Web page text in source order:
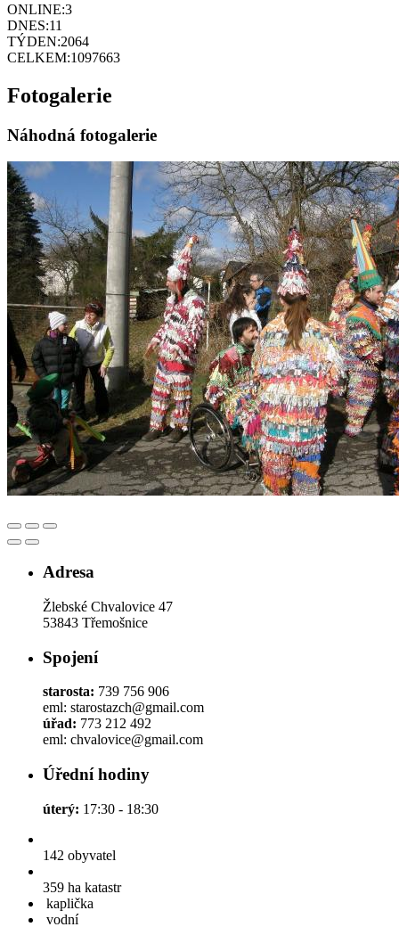
ONLINE:3
DNES:11
TÝDEN:2064
CELKEM:1097663
Fotogalerie
Náhodná fotogalerie
Adresa
Žlebské Chvalovice 47
53843 Třemošnice
Spojení
starosta: 739 756 906
eml: starostazch@gmail.com
úřad: 773 212 492
eml: chvalovice@gmail.com
Úřední hodiny
úterý: 17:30 - 18:30
142 obyvatel
359 ha katastr
kaplička
vodní